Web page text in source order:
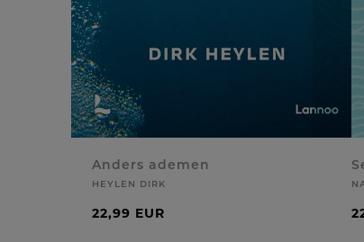
Anders ademen
HEYLEN DIRK
22,99 EUR